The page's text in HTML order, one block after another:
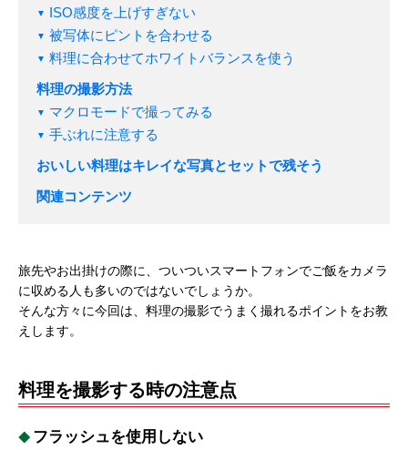
ISO感度を上げすぎない
被写体にピントを合わせる
料理に合わせてホワイトバランスを使う
料理の撮影方法
マクロモードで撮ってみる
手ぶれに注意する
おいしい料理はキレイな写真とセットで残そう
関連コンテンツ
旅先やお出掛けの際に、ついついスマートフォンでご飯をカメラ
に収める人も多いのではないでしょうか。
そんな方々に今回は、料理の撮影でうまく撮れるポイントをお教
えします。
料理を撮影する時の注意点
フラッシュを使用しない